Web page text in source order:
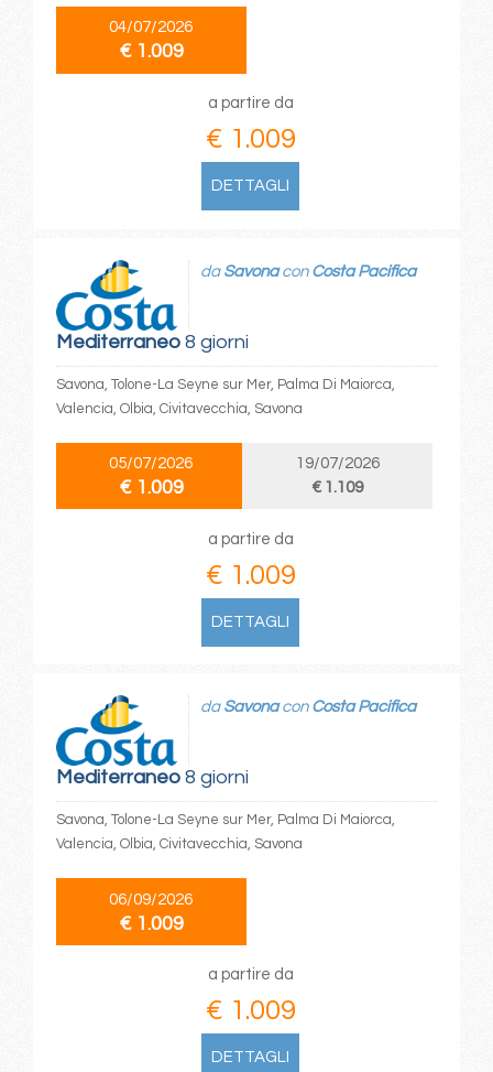
04/07/2026
€ 1.009
a partire da
€ 1.009
DETTAGLI
Mediterraneo8 giorni
da Savonacon Costa Pacifica
Savona, Tolone-La Seyne sur Mer, Palma Di Maiorca,
Valencia, Olbia, Civitavecchia, Savona
05/07/2026
€ 1.009
19/07/2026
€ 1.109
a partire da
€ 1.009
DETTAGLI
Mediterraneo8 giorni
da Savonacon Costa Pacifica
Savona, Tolone-La Seyne sur Mer, Palma Di Maiorca,
Valencia, Olbia, Civitavecchia, Savona
06/09/2026
€ 1.009
a partire da
€ 1.009
DETTAGLI